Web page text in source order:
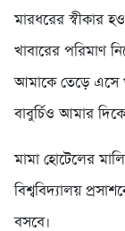
মারধরের স্বীকার
খাবারের পরিমাণ
আমাকে তেড়ে এসে
বাবুর্চিও আমার
মামা হোটেলের
বিশ্ববিদ্যালয়
বসবে।